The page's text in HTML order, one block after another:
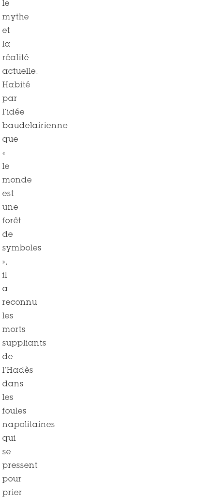
le
mythe
et
la
réalité
actuelle.
Habité
par
l’idée
baudelairienne
que
«
le
monde
est
une
forêt
de
symboles
»,
il
a
reconnu
les
morts
suppliants
de
l’Hadès
dans
les
foules
napolitaines
qui
se
pressent
pour
prier